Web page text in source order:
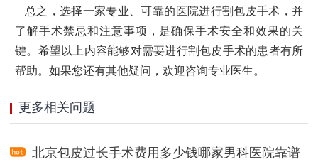
总之，选择一家专业、可靠的医院进行割包皮手术，并
了解手术禁忌和注意事项，是确保手术安全和效果的关
键。希望以上内容能够对需要进行割包皮手术的患者有所
帮助。如果您还有其他疑问，欢迎咨询专业医生。
更多相关问题
北京包皮过长手术费用多少钱哪家男科医院靠谱